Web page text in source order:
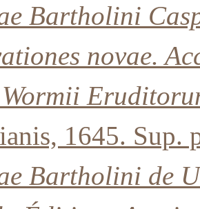
Bartholini
novae.
1645. Sup.
Bartholini de